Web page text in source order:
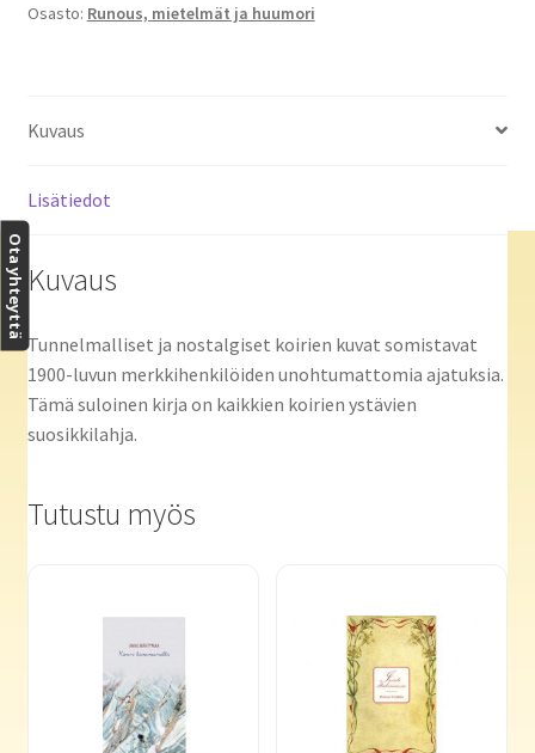
määrä
Osasto: Runous, mietelmät ja huumori
Kuvaus
Lisätiedot
Kuvaus
Tunnelmalliset ja nostalgiset koirien kuvat somistavat
1900-luvun merkkihenkilöiden unohtumattomia ajatuksia.
Tämä suloinen kirja on kaikkien koirien ystävien
suosikkilahja.
Tutustu myös
Ota yhteyttä